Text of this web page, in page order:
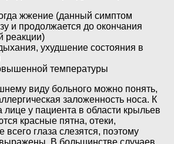
жжение (данный симптом
и продолжается до окончания
реакции)
ухудшение состояния в
температуры
виду больного можно понять,
заложенность носа. К
у пациента в области крыльев
красные пятна, отеки,
глаза слезятся, поэтому
В большинстве случаев